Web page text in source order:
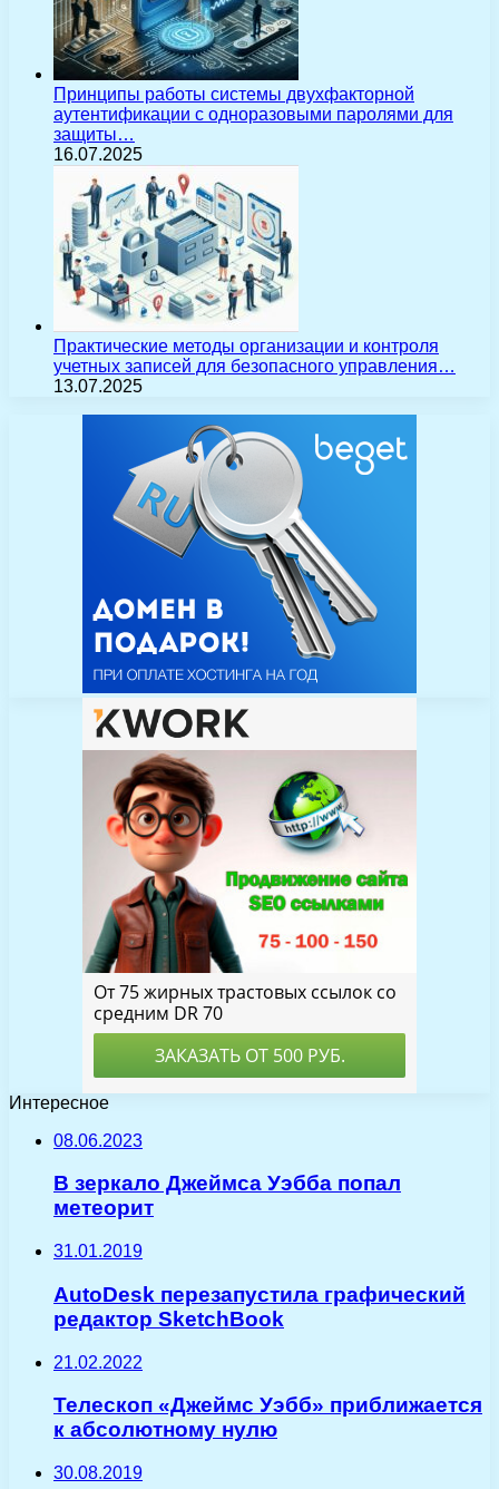
Принципы работы системы двухфакторной
аутентификации с одноразовыми паролями для
защиты…
16.07.2025
Практические методы организации и контроля
учетных записей для безопасного управления…
13.07.2025
Интересное
08.06.2023
В зеркало Джеймса Уэбба попал
метеорит
31.01.2019
AutoDesk перезапустила графический
редактор SketchBook
21.02.2022
Телескоп «Джеймс Уэбб» приближается
к абсолютному нулю
30.08.2019